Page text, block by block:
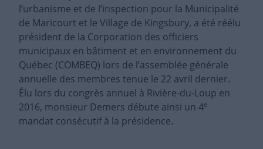
l’urbanisme et de l’inspection pour la Municipalité
de Maricourt et le Village de Kingsbury, a été réélu
président de la Corporation des officiers
municipaux en bâtiment et en environnement du
Québec (COMBEQ) lors de l’assemblée générale
annuelle des membres tenue le 22 avril dernier.
Élu lors du congrès annuel à Rivière-du-Loup en
2016, monsieur Demers débute ainsi un 4e
mandat consécutif à la présidence.